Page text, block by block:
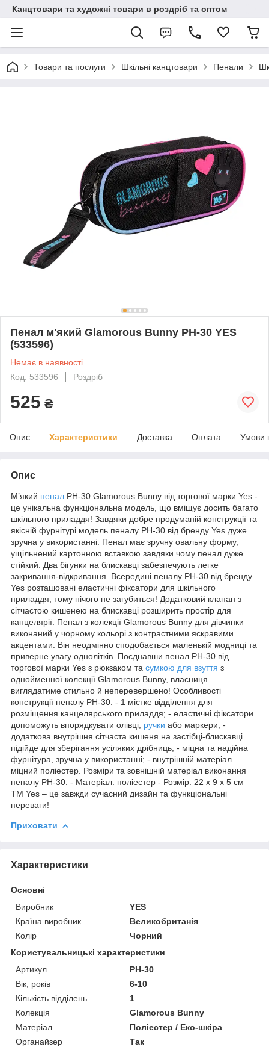
Канцтовари та художні товари в роздріб та оптом
Товари та послуги Шкільні канцтовари Пенали
Пенал м'який Glamorous Bunny PH-30 YES
(533596)
Немає в наявності
Код: 533596
Роздріб
525 ₴
Опис Характеристики Доставка Оплата Умови
Опис
М’який пенал PH-30 Glamorous Bunny від торгової марки Yes -
це унікальна функціональна модель, що вміщує досить багато
шкільного приладдя! Завдяки добре продуманій конструкції та
якісній фурнітурі модель пеналу PH-30 від бренду Yes дуже
зручна у використанні. Пенал має зручну овальну форму,
ущільнений картонною вставкою завдяки чому пенал дуже
стійкий. Два бігунки на блискавці забезпечують легке
закривання-відкривання. Всередині пеналу РН-30 від бренду
Yes розташовані еластичні фіксатори для шкільного
приладдя, тому нічого не загубиться! Додатковий клапан з
сітчастою кишенею на блискавці розширить простір для
канцелярії. Пенал з колекції Glamorous Bunny для дівчинки
виконаний у чорному кольорі з контрастними яскравими
акцентами. Він неодмінно сподобається маленькій модниці та
приверне увагу однолітків. Поєднавши пенал PH-30 від
торгової марки Yes з рюкзаком та сумкою для взуття з
однойменної колекції Glamorous Bunny, власниця
виглядатиме стильно й неперевершено! Особливості
конструкції пеналу PH-30: - 1 містке відділення для
розміщення канцелярського приладдя; - еластичні фіксатори
допоможуть впорядкувати олівці, ручки або маркери; -
додаткова внутрішня сітчаста кишеня на застібці-блискавці
підійде для зберігання усіляких дрібниць; - міцна та надійна
фурнітура, зручна у використанні; - внутрішній матеріал –
міцний поліестер. Розміри та зовнішній матеріал виконання
пеналу PH-30: - Матеріал: поліестер - Розмір: 22 х 9 х 5 см
ТМ Yes – це завжди сучасний дизайн та функціональні
переваги!
Приховати
Характеристики
Основні
Виробник
YES
Країна виробник
Великобританія
Колір
Чорний
Користувальницькі характеристики
Артикул
PH-30
Вік, років
6-10
Кількість відділень
1
Колекція
Glamorous Bunny
Матеріал
Поліестер / Еко-шкіра
Органайзер
Так